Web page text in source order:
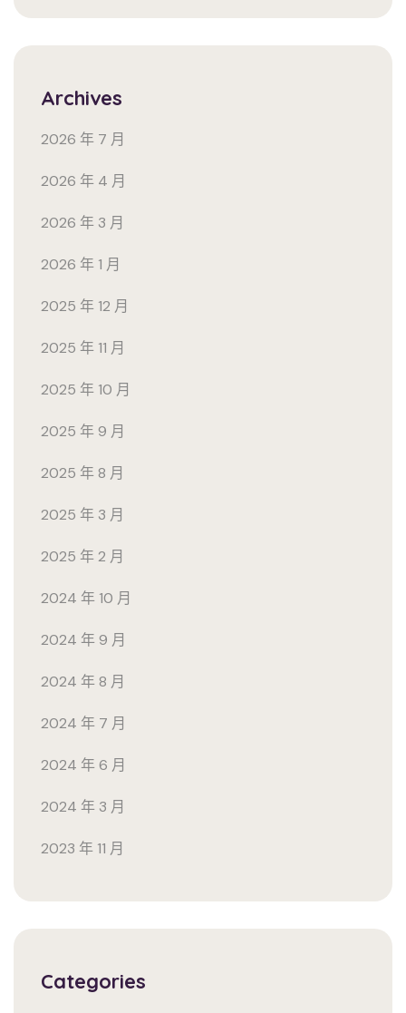
Archives
2026 年 7 月
2026 年 4 月
2026 年 3 月
2026 年 1 月
2025 年 12 月
2025 年 11 月
2025 年 10 月
2025 年 9 月
2025 年 8 月
2025 年 3 月
2025 年 2 月
2024 年 10 月
2024 年 9 月
2024 年 8 月
2024 年 7 月
2024 年 6 月
2024 年 3 月
2023 年 11 月
Categories